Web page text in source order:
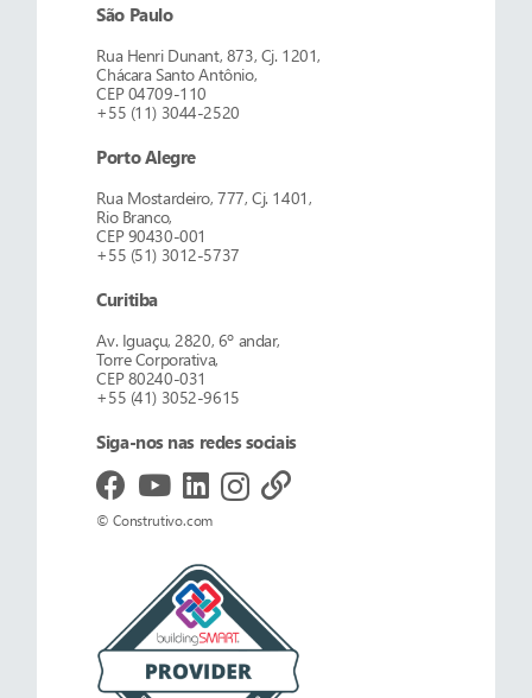
São Paulo
Rua Henri Dunant, 873, Cj. 1201,
Chácara Santo Antônio,
CEP 04709-110
+55 (11) 3044-2520
Porto Alegre
Rua Mostardeiro, 777, Cj. 1401,
Rio Branco,
CEP 90430-001
+55 (51) 3012-5737
Curitiba
Av. Iguaçu, 2820, 6º andar,
Torre Corporativa,
CEP 80240-031
+55 (41) 3052-9615
Siga-nos nas redes sociais
© Construtivo.com